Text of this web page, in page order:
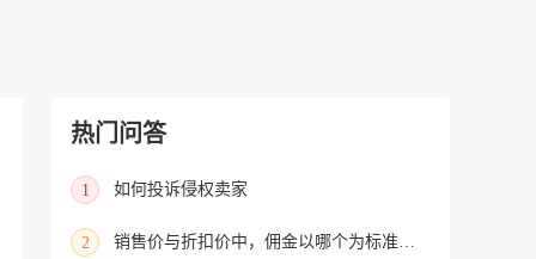
热门问答
1 如何投诉侵权卖家
2